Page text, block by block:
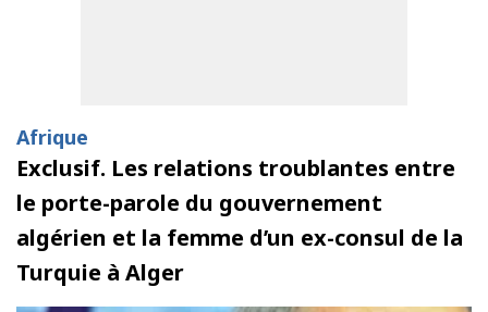
Afrique
Exclusif. Les relations troublantes entre
le porte-parole du gouvernement
algérien et la femme d’un ex-consul de la
Turquie à Alger